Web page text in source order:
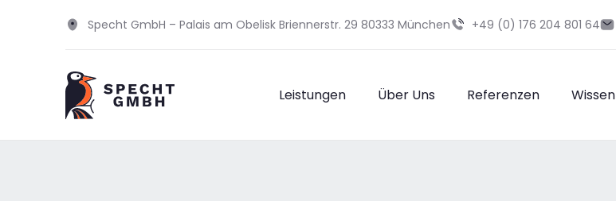
Specht GmbH – Palais am Obelisk Briennerstr. 29 80333 München +49 (0) 176 204 801 64
Leistungen Über Uns Referenzen Wissen